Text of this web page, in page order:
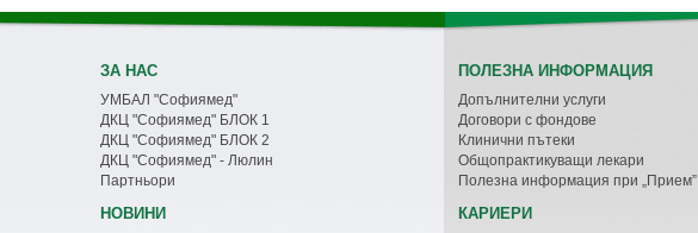
ЗА НАС
УМБАЛ "Софиямед"
ДКЦ "Софиямед" БЛОК 1
ДКЦ "Софиямед" БЛОК 2
ДКЦ "Софиямед" - Люлин
Партньори
НОВИНИ
ПОЛЕЗНА ИНФОРМАЦИЯ
Допълнителни услуги
Договори с фондове
Клинични пътеки
Общопрактикуващи лекари
Полезна информация при „Прием”
КАРИЕРИ